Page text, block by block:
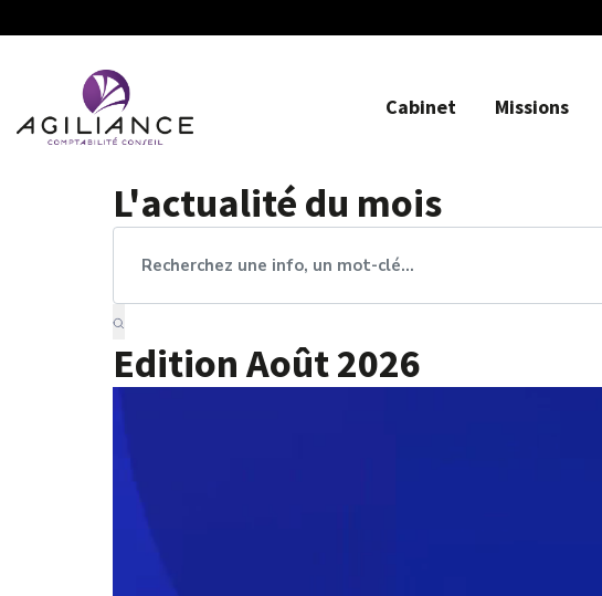
Cabinet Missions
L'actualité du mois
Edition Août 2026